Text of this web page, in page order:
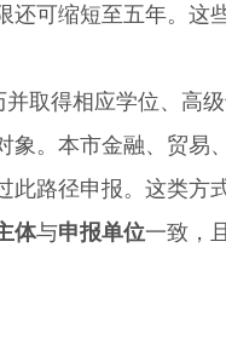
可缩短至五年。这
取得相应学位、高
象。本市金融、贸易
此路径申报。这类方
体与申报单位一致，